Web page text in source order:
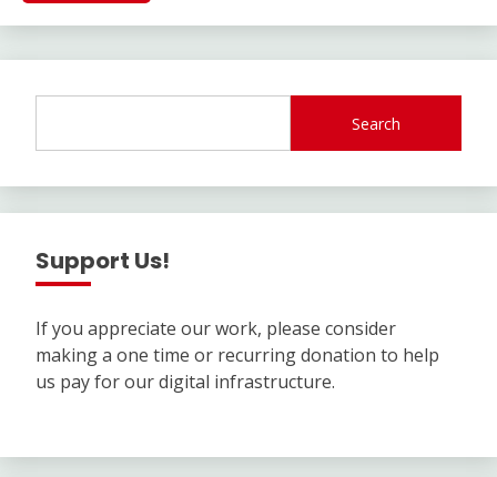
Search
Support Us!
If you appreciate our work, please consider
making a one time or recurring donation to help
us pay for our digital infrastructure.